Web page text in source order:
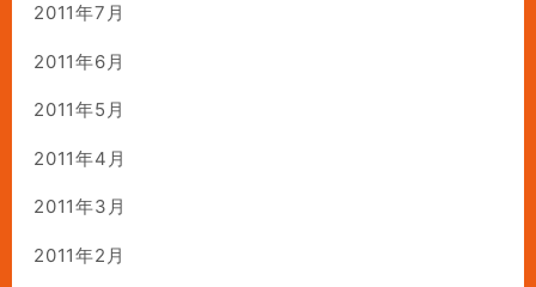
2011年7月
2011年6月
2011年5月
2011年4月
2011年3月
2011年2月